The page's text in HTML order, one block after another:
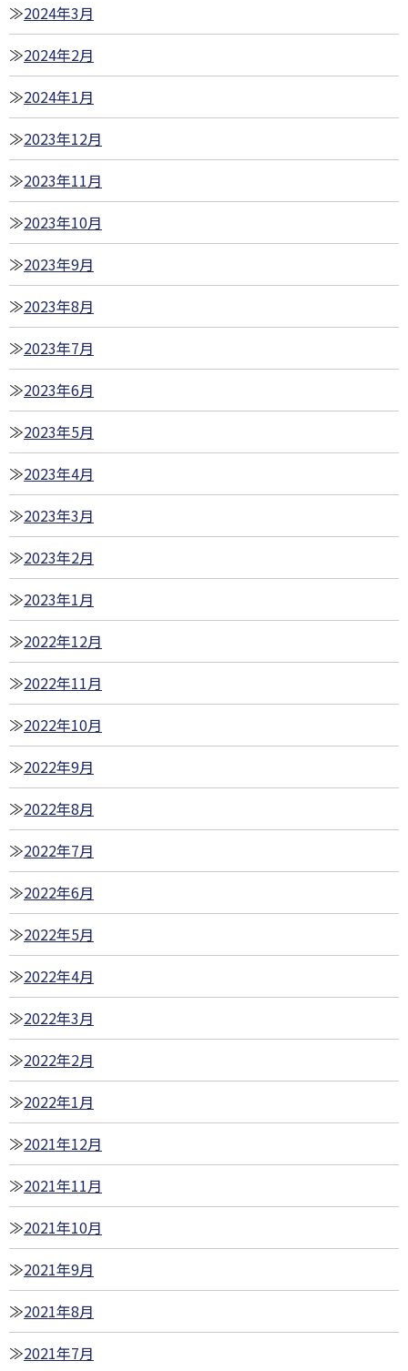
2024年3月
2024年2月
2024年1月
2023年12月
2023年11月
2023年10月
2023年9月
2023年8月
2023年7月
2023年6月
2023年5月
2023年4月
2023年3月
2023年2月
2023年1月
2022年12月
2022年11月
2022年10月
2022年9月
2022年8月
2022年7月
2022年6月
2022年5月
2022年4月
2022年3月
2022年2月
2022年1月
2021年12月
2021年11月
2021年10月
2021年9月
2021年8月
2021年7月